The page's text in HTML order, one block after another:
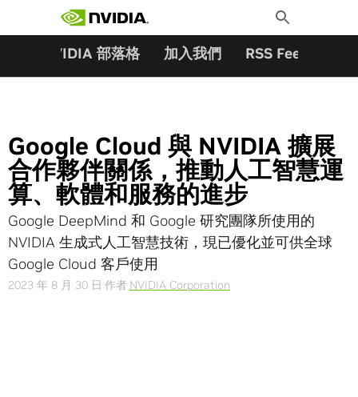
Toggle
Search
NVIDIA 部落格 加入我們 RSS Feeds
Google Cloud 與 NVIDIA 擴展
合作夥伴關係，推動人工智慧運
算、軟體和服務的進步
Google DeepMind 和 Google 研究團隊所使用的
NVIDIA 生成式人工智慧技術，現已優化並可供全球
Google Cloud 客戶使用
2023 年 8 月 30 日 作者 NVIDIA Corporation